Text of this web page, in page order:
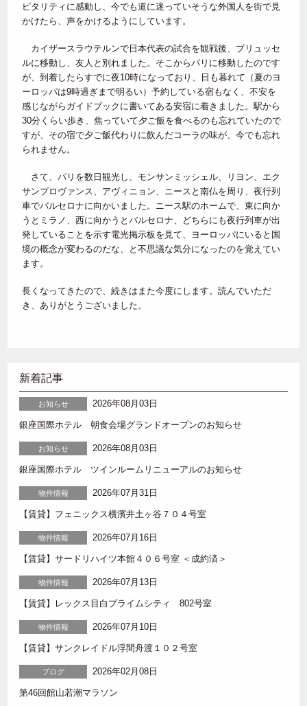
ピタリティに感動し、今でも道に迷っていそうな外国人を街で見
かけたら、声をかけるようにしています。
カイザースラウテルンで日本代表の試合を観戦後、ブリュッセ
ルに移動し、友人と別れました。そこからパリに移動したのです
が、到着したらすでに夜10時になっており、日も暮れて（夏のヨ
ーロッパは9時過ぎまで明るい）予約している宿もなく、不安を
感じながらガイドブックに書いてある安宿に着きました。駅から
30分くらい歩き、焦っていて夕ご飯を食べるのも忘れていたので
すが、その宿で夕ご飯代わりに飲んだコーラの味が、今でも忘れ
られません。
さて、パリを数日観光し、モンサンミッシェル、リヨン、エク
サンプロヴァンス、アヴィニョン、ニースと南仏を周り、夜行列
車でバルセロナに向かいました。ニース駅のホームで、東に向か
うとミラノ、西に向かうとバルセロナ、どちらにも夜行列車が出
発していることを示す電光掲示板を見て、ヨーロッパにいると国
境の概念が変わるのだな、と不思議な気分になったのを覚えてい
ます。
長くなってきたので、続きはまた今度にします。読んでいただ
き、ありがとうございました。
新着記事
お知らせ 2026年08月03日
銀座国際ホテル 朝食会場グランドオープンのお知らせ
お知らせ 2026年08月03日
銀座国際ホテル ツインルームリニューアルのお知らせ
物件情報 2026年07月31日
【賃貸】フェニックス横濱井土ヶ谷７０４号室
物件情報 2026年07月16日
【賃貸】サードリハイツ本館４０６号室 ＜成約済＞
物件情報 2026年07月13日
【賃貸】レックス目白プライムシティ 802号室
物件情報 2026年07月10日
【賃貸】サンクレイドル浮間舟渡１０２号室
ブログ 2026年02月08日
第46回館山若潮マラソン